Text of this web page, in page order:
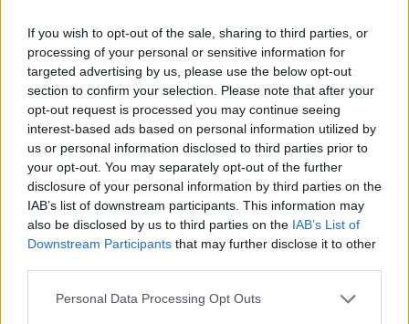
If you wish to opt-out of the sale, sharing to third parties, or
processing of your personal or sensitive information for
targeted advertising by us, please use the below opt-out
section to confirm your selection. Please note that after your
opt-out request is processed you may continue seeing
interest-based ads based on personal information utilized by
us or personal information disclosed to third parties prior to
your opt-out. You may separately opt-out of the further
disclosure of your personal information by third parties on the
IAB’s list of downstream participants. This information may
also be disclosed by us to third parties on the IAB’s List of
Downstream Participants that may further disclose it to other
Personal Data Processing Opt Outs
torno a la cultura.
Escribir un comentario
Nombre
(requerido)